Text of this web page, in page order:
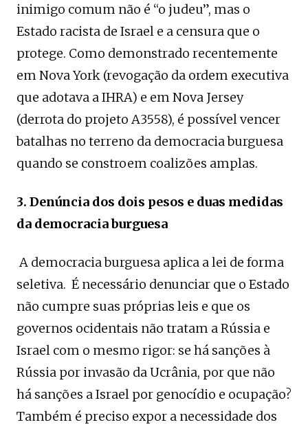
inimigo comum não é “o judeu”, mas o
Estado racista de Israel e a censura que o
protege. Como demonstrado recentemente
em Nova York (revogação da ordem executiva
que adotava a IHRA) e em Nova Jersey
(derrota do projeto A3558), é possível vencer
batalhas no terreno da democracia burguesa
quando se constroem coalizões amplas.
3. Denúncia dos dois pesos e duas medidas
da democracia burguesa
A democracia burguesa aplica a lei de forma
seletiva. É necessário denunciar que o Estado
não cumpre suas próprias leis e que os
governos ocidentais não tratam a Rússia e
Israel com o mesmo rigor: se há sanções à
Rússia por invasão da Ucrânia, por que não
há sanções a Israel por genocídio e ocupação?
Também é preciso expor a necessidade dos